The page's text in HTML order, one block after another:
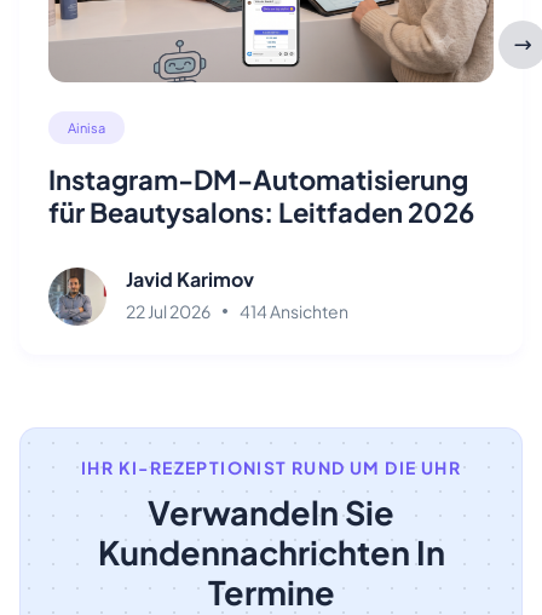
Ainisa
Instagram-DM-Automatisierung
für Beautysalons: Leitfaden 2026
Javid Karimov
22 Jul 2026 414 Ansichten
IHR KI-REZEPTIONIST RUND UM DIE UHR
Verwandeln Sie
Kundennachrichten In
Termine